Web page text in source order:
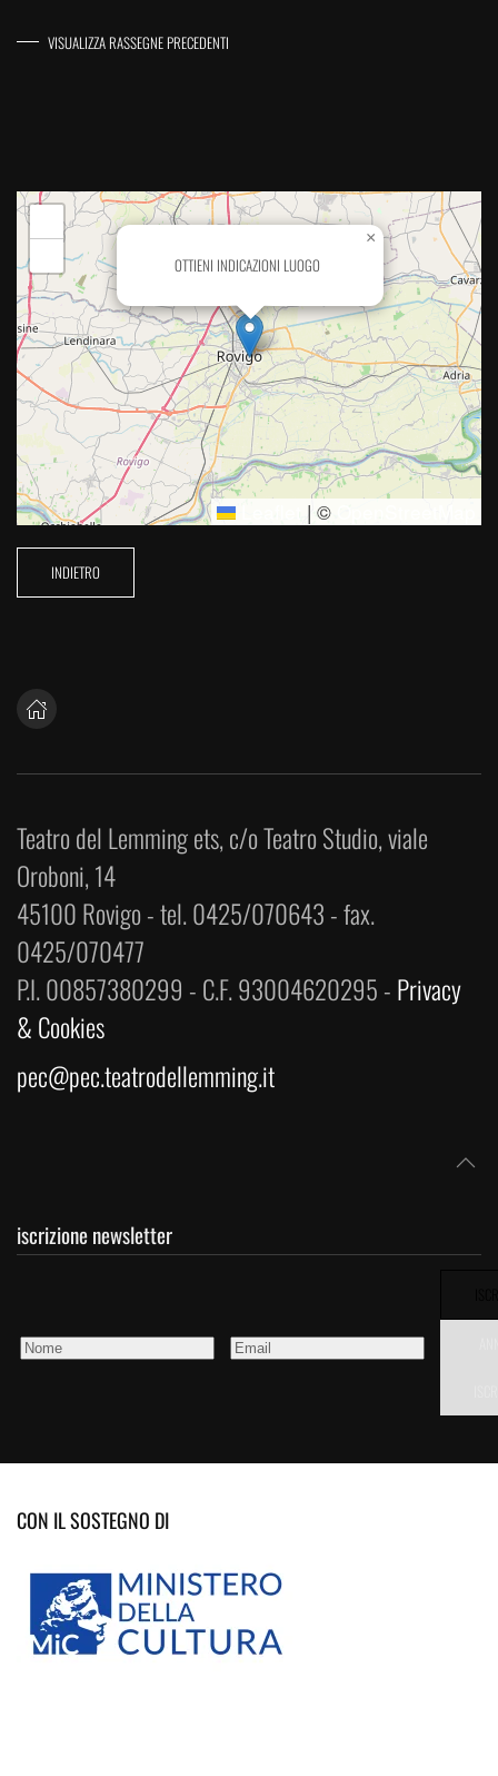
VISUALIZZA RASSEGNE PRECEDENTI
OTTIENI INDICAZIONI LUOGO
×
| ©
INDIETRO
Teatro del Lemming ets, c/o Teatro Studio, viale
Oroboni, 14
45100 Rovigo - tel. 0425/070643 - fax.
0425/070477
P.I. 00857380299 - C.F. 93004620295 - Privacy
& Cookies
pec@pec.teatrodellemming.it
iscrizione newsletter
CON IL SOSTEGNO DI